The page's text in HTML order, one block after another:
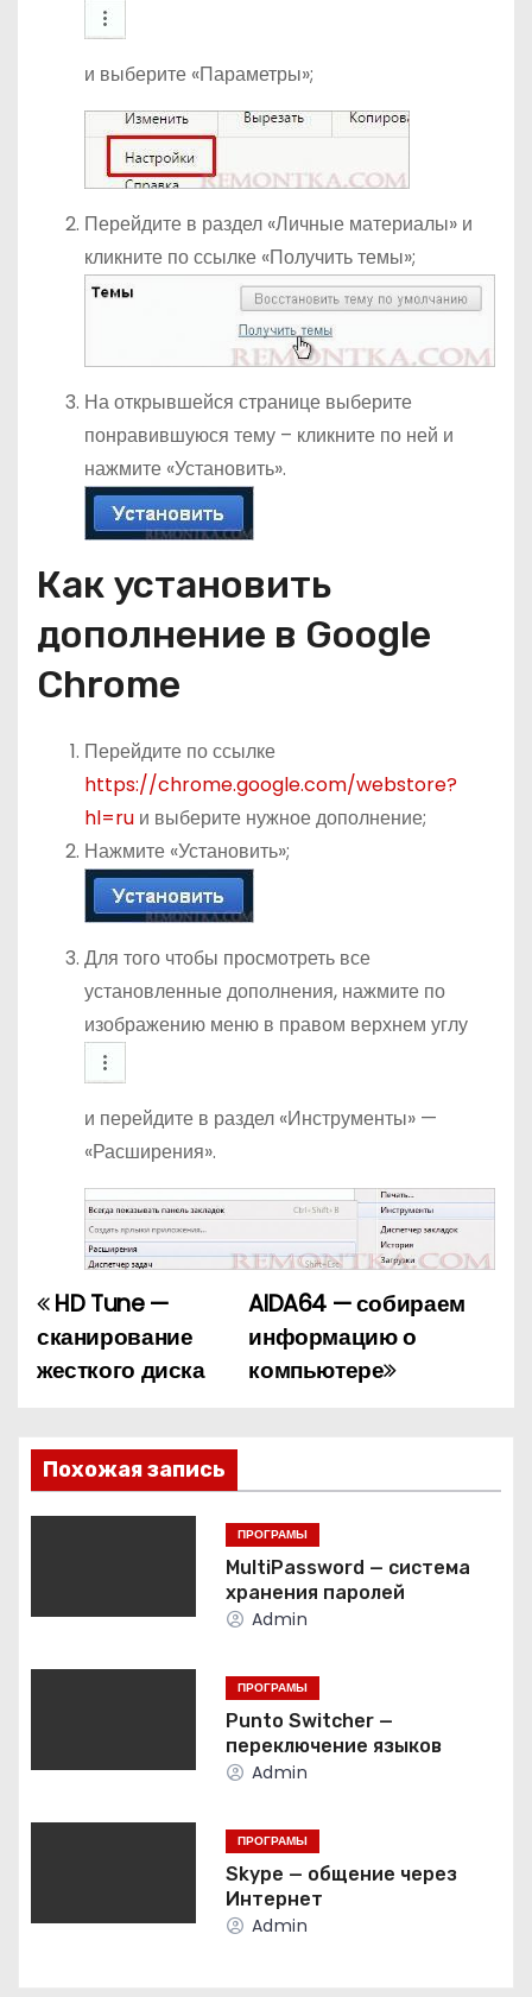
и выберите «Параметры»;
Перейдите в раздел «Личные материалы» и
кликните по ссылке «Получить темы»;
На открывшейся странице выберите
понравившуюся тему – кликните по ней и
нажмите «Установить».
Как установить
дополнение в Google
Chrome
Перейдите по ссылке
https://chrome.google.com/webstore?
hl=ru и выберите нужное дополнение;
Нажмите «Установить»;
Для того чтобы просмотреть все
установленные дополнения, нажмите по
изображению меню в правом верхнем углу
и перейдите в раздел «Инструменты» —
«Расширения».
Н
а
и
г
ц
и
п
о
а
AIDA64 — собираем
информацию о
компьютере
HD Tune —
сканирование
жесткого диска
Похожая запись
ПРОГРАМЫ
MultiPassword — система
хранения паролей
Admin
ПРОГРАМЫ
Punto Switcher —
переключение языков
Admin
ПРОГРАМЫ
Skype — общение через
Интернет
Admin